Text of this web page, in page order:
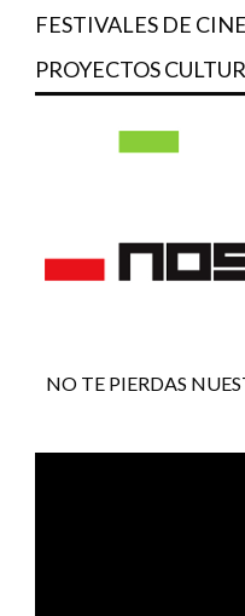
FESTIVALES DE
PROYECTOS
NO TE PIERDAS